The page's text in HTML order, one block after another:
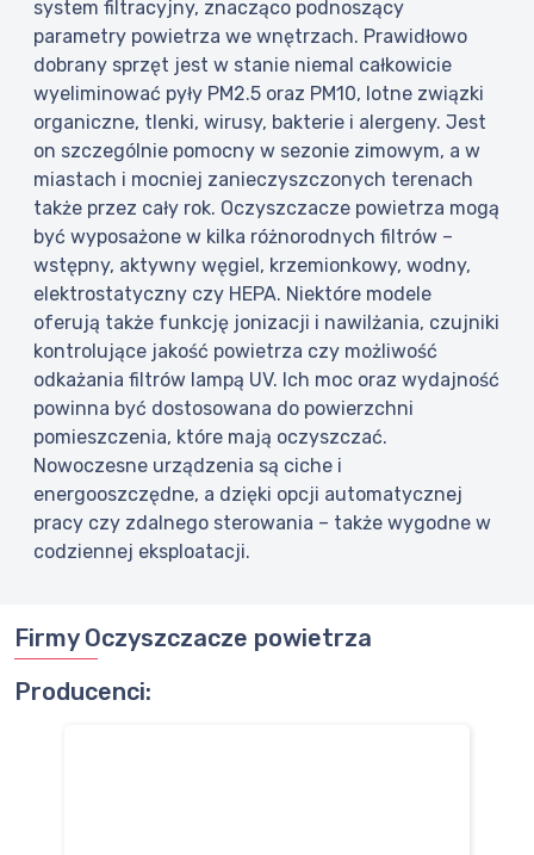
system filtracyjny, znacząco podnoszący
parametry powietrza we wnętrzach. Prawidłowo
dobrany sprzęt jest w stanie niemal całkowicie
wyeliminować pyły PM2.5 oraz PM10, lotne związki
organiczne, tlenki, wirusy, bakterie i alergeny. Jest
on szczególnie pomocny w sezonie zimowym, a w
miastach i mocniej zanieczyszczonych terenach
także przez cały rok. Oczyszczacze powietrza mogą
być wyposażone w kilka różnorodnych filtrów –
wstępny, aktywny węgiel, krzemionkowy, wodny,
elektrostatyczny czy HEPA. Niektóre modele
oferują także funkcję jonizacji i nawilżania, czujniki
kontrolujące jakość powietrza czy możliwość
odkażania filtrów lampą UV. Ich moc oraz wydajność
powinna być dostosowana do powierzchni
pomieszczenia, które mają oczyszczać.
Nowoczesne urządzenia są ciche i
energooszczędne, a dzięki opcji automatycznej
pracy czy zdalnego sterowania – także wygodne w
codziennej eksploatacji.
Firmy Oczyszczacze powietrza
Producenci: